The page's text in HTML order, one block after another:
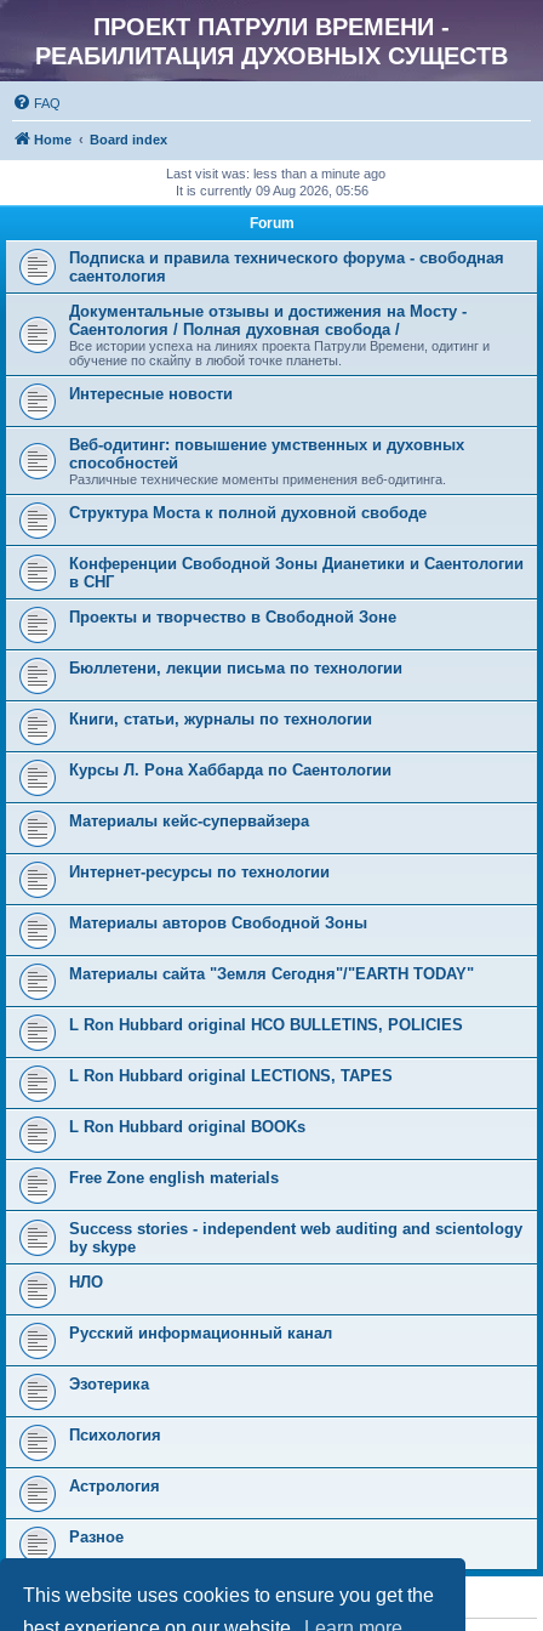
This website uses cookies to ensure you get the
ПРОЕКТ ПАТРУЛИ ВРЕМЕНИ -
РЕАБИЛИТАЦИЯ ДУХОВНЫХ СУЩЕСТВ
FAQ
Home Board index
Last visit was: less than a minute ago
It is currently 09 Aug 2026, 05:56
Forum
Подписка и правила технического форума - свободная
саентология
Документальные отзывы и достижения на Мосту -
Саентология / Полная духовная свобода /
Все истории успеха на линиях проекта Патрули Времени, одитинг и
обучение по скайпу в любой точке планеты.
Интересные новости
Веб-одитинг: повышение умственных и духовных
способностей
Различные технические моменты применения веб-одитинга.
Структура Моста к полной духовной свободе
Конференции Свободной Зоны Дианетики и Саентологии
в СНГ
Проекты и творчество в Свободной Зоне
Бюллетени, лекции письма по технологии
Книги, статьи, журналы по технологии
Курсы Л. Рона Хаббарда по Саентологии
Материалы кейс-супервайзера
Интернет-ресурсы по технологии
Материалы авторов Свободной Зоны
Материалы сайта "Земля Сегодня"/"EARTH TODAY"
L Ron Hubbard original HCO BULLETINS, POLICIES
L Ron Hubbard original LECTIONS, TAPES
L Ron Hubbard original BOOKs
Free Zone english materials
Success stories - independent web auditing and scientology
by skype
НЛО
Русский информационный канал
Эзотерика
Психология
Астрология
Разное